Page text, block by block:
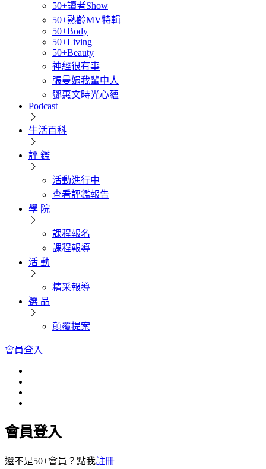
50+讀者Show
50+熟齡MV特輯
50+Body
50+Living
50+Beauty
神經很有事
張曼娟我輩中人
鄧惠文時光心蘊
Podcast
生活百科
評 鑑
活動進行中
查看評鑑報告
學 院
課程報名
課程報導
活 動
精采報導
選 品
顛覆提案
會員登入
會員登入
還不是50+會員？點我註冊